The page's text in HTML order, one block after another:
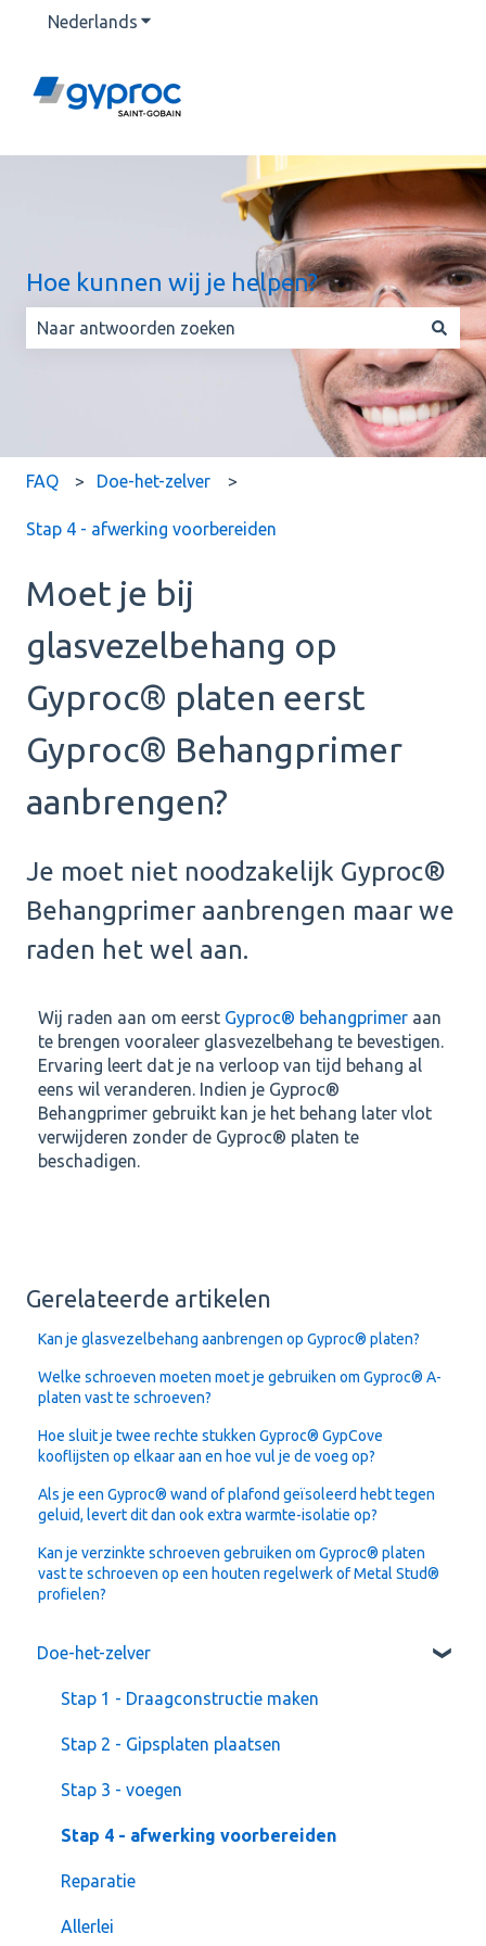
Nederlands Submenu tonen voor vertalingen
Hoe kunnen wij je helpen?
Er zijn geen suggesties want het zoekveld is leeg.
FAQ Doe-het-zelver
Stap 4 - afwerking voorbereiden
Moet je bij
glasvezelbehang op
Gyproc® platen eerst
Gyproc® Behangprimer
aanbrengen?
Je moet niet noodzakelijk Gyproc®
Behangprimer aanbrengen maar we
raden het wel aan.
Wij raden aan om eerst Gyproc® behangprimer aan
te brengen vooraleer glasvezelbehang te bevestigen.
Ervaring leert dat je na verloop van tijd behang al
eens wil veranderen. Indien je Gyproc®
Behangprimer gebruikt kan je het behang later vlot
verwijderen zonder de Gyproc® platen te
beschadigen.
Gerelateerde artikelen
Kan je glasvezelbehang aanbrengen op Gyproc® platen?
Welke schroeven moeten moet je gebruiken om Gyproc® A-
platen vast te schroeven?
Hoe sluit je twee rechte stukken Gyproc® GypCove
kooflijsten op elkaar aan en hoe vul je de voeg op?
Als je een Gyproc® wand of plafond geïsoleerd hebt tegen
geluid, levert dit dan ook extra warmte-isolatie op?
Kan je verzinkte schroeven gebruiken om Gyproc® platen
vast te schroeven op een houten regelwerk of Metal Stud®
profielen?
Doe-het-zelver
Stap 1 - Draagconstructie maken
Stap 2 - Gipsplaten plaatsen
Stap 3 - voegen
Stap 4 - afwerking voorbereiden
Reparatie
Allerlei